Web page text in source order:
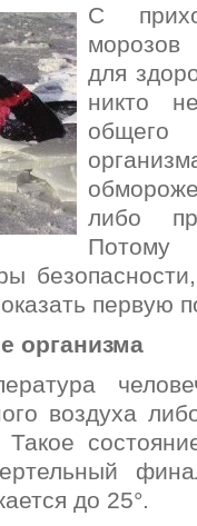
С
морозов
для
никто
общего
либо
Потому
первую
организма
воздуха
до 25°.